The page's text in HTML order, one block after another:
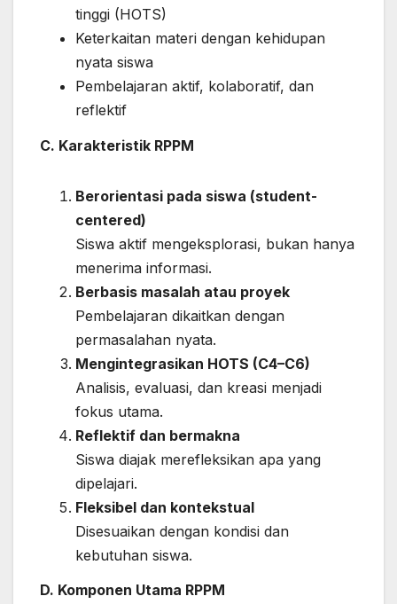
tinggi (HOTS)
Keterkaitan materi dengan kehidupan
nyata siswa
Pembelajaran aktif, kolaboratif, dan
reflektif
C. Karakteristik RPPM
Berorientasi pada siswa (student-
centered)
Siswa aktif mengeksplorasi, bukan hanya
menerima informasi.
Berbasis masalah atau proyek
Pembelajaran dikaitkan dengan
permasalahan nyata.
Mengintegrasikan HOTS (C4–C6)
Analisis, evaluasi, dan kreasi menjadi
fokus utama.
Reflektif dan bermakna
Siswa diajak merefleksikan apa yang
dipelajari.
Fleksibel dan kontekstual
Disesuaikan dengan kondisi dan
kebutuhan siswa.
D. Komponen Utama RPPM